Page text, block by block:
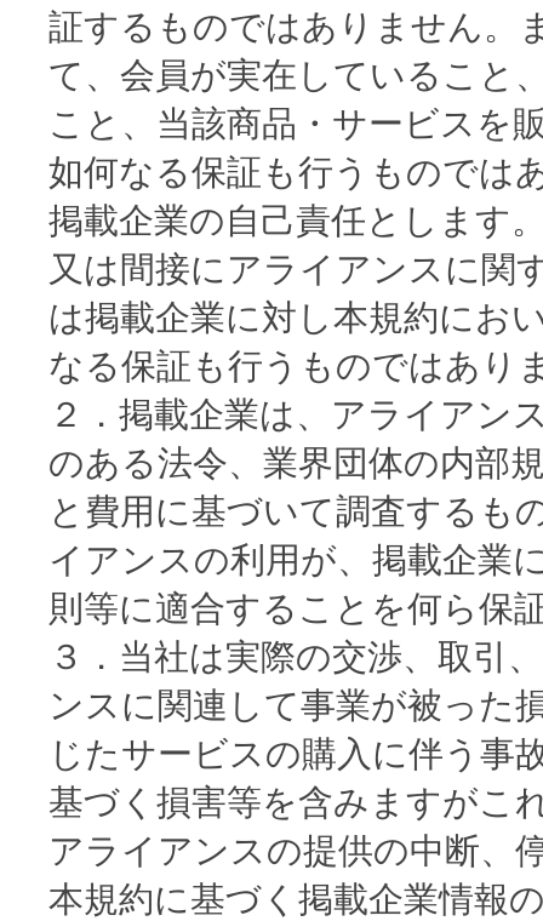
証するものではありません。
て、会員が実在していること
こと、当該商品・サービスを
如何なる保証も行うものでは
掲載企業の自己責任とします
又は間接にアライアンスに関
は掲載企業に対し本規約にお
なる保証も行うものではあり
２．掲載企業は、アライアン
のある法令、業界団体の内部
と費用に基づいて調査するも
イアンスの利用が、掲載企業
則等に適合することを何ら保
３．当社は実際の交渉、取引
ンスに関連して事業が被った
じたサービスの購入に伴う事
基づく損害等を含みますがこ
アライアンスの提供の中断、
本規約に基づく掲載企業情報